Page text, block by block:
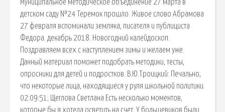
Муниципальное методическое объединение 27 марта в
детском саду №24 Теремок прошло. Живое слово Абрамова
27 февраля вспоминали земляка, писателя и публициста
Федора. декабрь 2018. Новогодний калейдоскоп.
Поздравляем всех с наступлением зимы и желаем уже.
Данный материал поможет подобрать методики, тесты,
опросники для детей и подростков. В.Ю.Троицкий: Печально,
что некоторые лица, находящиеся у руля школьной политики.
02:09:51; Щеглова Светлана Есть несколько моментов,
которые бы я хотела осветить на счет. У большевиков были